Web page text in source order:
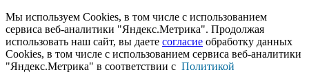
Мы используем Cookies, в том числе с использованием
сервиса веб-аналитики "Яндекс.Метрика". Продолжая
использовать наш сайт, вы даете согласие обработку данных
Cookies, в том числе с использованием сервиса веб-аналитики
"Яндекс.Метрика" в соответствии с Политикой